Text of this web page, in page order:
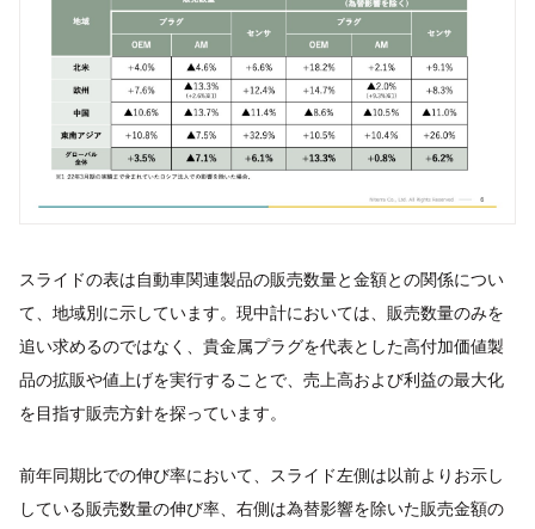
スライドの表は自動車関連製品の販売数量と金額との関係につい
て、地域別に示しています。現中計においては、販売数量のみを
追い求めるのではなく、貴金属プラグを代表とした高付加価値製
品の拡販や値上げを実行することで、売上高および利益の最大化
を目指す販売方針を探っています。
前年同期比での伸び率において、スライド左側は以前よりお示し
している販売数量の伸び率、右側は為替影響を除いた販売金額の